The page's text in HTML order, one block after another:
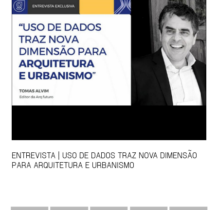
ENTREVISTA | USO DE DADOS TRAZ NOVA DIMENSÃO
PARA ARQUITETURA E URBANISMO